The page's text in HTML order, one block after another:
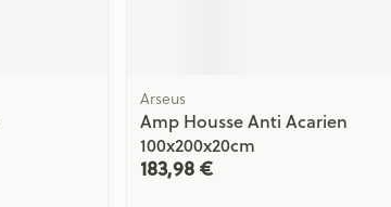
Arseus
Amp Housse Anti Acarien
100x200x20cm
183,98 €